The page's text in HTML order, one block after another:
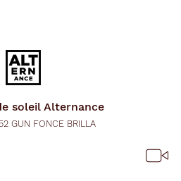
soleil Alternance
GUN FONCE BRILLA